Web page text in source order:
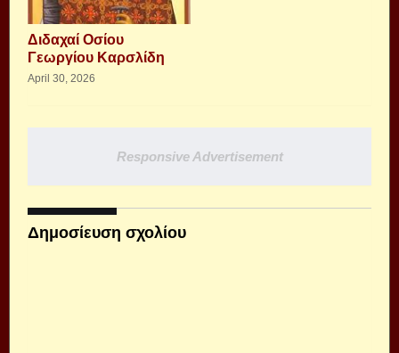
Διδαχαί Οσίου
Γεωργίου Καρσλίδη
April 30, 2026
Responsive Advertisement
Δημοσίευση σχολίου